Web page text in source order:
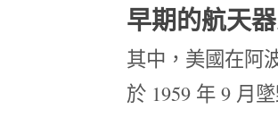
早期的航天
其中，美國在阿
於 1959 年 9 月